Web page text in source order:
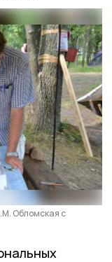
Обломская с